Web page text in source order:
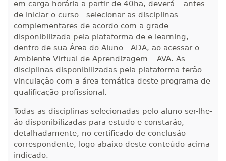
em carga horária a partir de 40ha, deverá – antes
de iniciar o curso - selecionar as disciplinas
complementares de acordo com a grade
disponibilizada pela plataforma de e-learning,
dentro de sua Área do Aluno - ADA, ao acessar o
Ambiente Virtual de Aprendizagem – AVA. As
disciplinas disponibilizadas pela plataforma terão
vinculação com a área temática deste programa de
qualificação profissional.
Todas as disciplinas selecionadas pelo aluno ser-lhe-
ão disponibilizadas para estudo e constarão,
detalhadamente, no certificado de conclusão
correspondente, logo abaixo deste conteúdo acima
indicado.